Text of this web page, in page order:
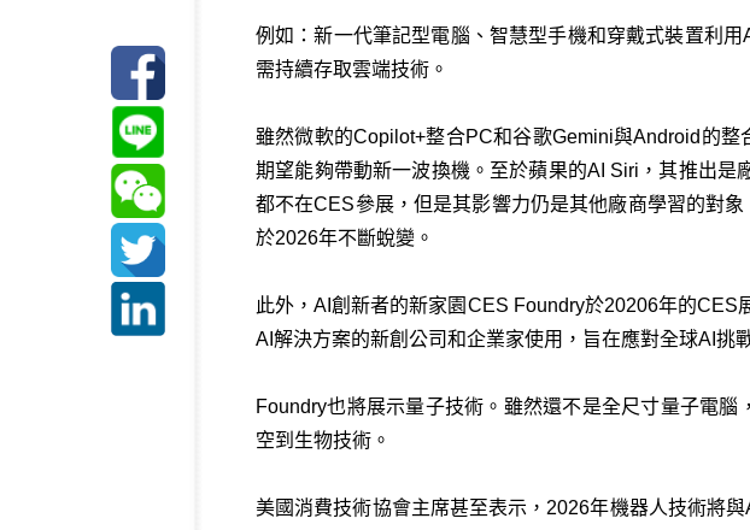
例如：新一代筆記型電腦、智慧型手機和穿戴式裝置利
需持續存取雲端技術。
雖然微軟的Copilot+整合PC和谷歌Gemini與Android的
期望能夠帶動新一波換機。至於蘋果的AI Siri，其推出
都不在CES參展，但是其影響力仍是其他廠商學習的對
於2026年不斷蛻變。
此外，AI創新者的新家園CES Foundry於20206年的
AI解決方案的新創公司和企業家使用，旨在應對全球AI挑
Foundry也將展示量子技術。雖然還不是全尺寸量子電
空到生物技術。
美國消費技術協會主席甚至表示，2026年機器人技術將